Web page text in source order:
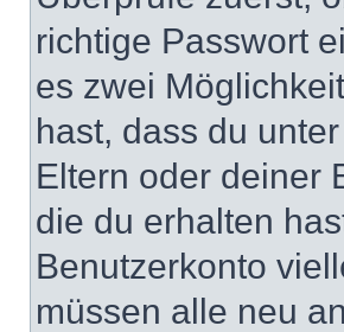
richtige Passwort
es zwei
hast, dass du
Eltern oder deiner
die du erhalten
Benutzerkonto
müssen alle neu